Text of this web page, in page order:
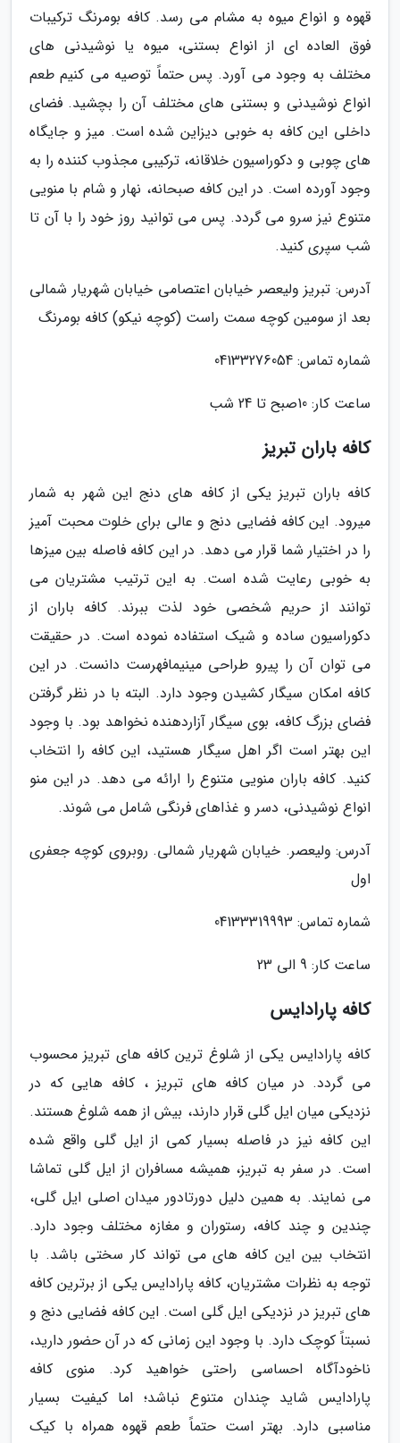
قهوه و انواع میوه به مشام می رسد. کافه بومرنگ ترکیبات
فوق العاده ای از انواع بستنی، میوه یا نوشیدنی های
مختلف به وجود می آورد. پس حتماً توصیه می کنیم طعم
انواع نوشیدنی و بستنی های مختلف آن را بچشید. فضای
داخلی این کافه به خوبی دیزاین شده است. میز و جایگاه
های چوبی و دکوراسیون خلاقانه، ترکیبی مجذوب کننده را به
وجود آورده است. در این کافه صبحانه، نهار و شام با منویی
متنوع نیز سرو می گردد. پس می توانید روز خود را با آن تا
شب سپری کنید.
آدرس: تبریز ولیعصر خیابان اعتصامی خیابان شهریار شمالی
بعد از سومین کوچه سمت راست (کوچه نیکو) کافه بومرنگ
شماره تماس: 04133276054
ساعت کار: 10صبح تا 24 شب
کافه باران تبریز
کافه باران تبریز یکی از کافه های دنج این شهر به شمار
میرود. این کافه فضایی دنج و عالی برای خلوت محبت آمیز
را در اختیار شما قرار می دهد. در این کافه فاصله بین میزها
به خوبی رعایت شده است. به این ترتیب مشتریان می
توانند از حریم شخصی خود لذت ببرند. کافه باران از
دکوراسیون ساده و شیک استفاده نموده است. در حقیقت
می توان آن را پیرو طراحی مینیمافهرست دانست. در این
کافه امکان سیگار کشیدن وجود دارد. البته با در نظر گرفتن
فضای بزرگ کافه، بوی سیگار آزاردهنده نخواهد بود. با وجود
این بهتر است اگر اهل سیگار هستید، این کافه را انتخاب
کنید. کافه باران منویی متنوع را ارائه می دهد. در این منو
انواع نوشیدنی، دسر و غذاهای فرنگی شامل می شوند.
آدرس: ولیعصر. خیابان شهریار شمالی. روبروی کوچه جعفری
اول
شماره تماس: 04133319993
ساعت کار: 9 الی 23
کافه پارادایس
کافه پارادایس یکی از شلوغ ترین کافه های تبریز محسوب
می گردد. در میان کافه های تبریز ، کافه هایی که در
نزدیکی میان ایل گلی قرار دارند، بیش از همه شلوغ هستند.
این کافه نیز در فاصله بسیار کمی از ایل گلی واقع شده
است. در سفر به تبریز، همیشه مسافران از ایل گلی تماشا
می نمایند. به همین دلیل دورتادور میدان اصلی ایل گلی،
چندین و چند کافه، رستوران و مغازه مختلف وجود دارد.
انتخاب بین این کافه های می تواند کار سختی باشد. با
توجه به نظرات مشتریان، کافه پارادایس یکی از برترین کافه
های تبریز در نزدیکی ایل گلی است. این کافه فضایی دنج و
نسبتاً کوچک دارد. با وجود این زمانی که در آن حضور دارید،
ناخودآگاه احساسی راحتی خواهید کرد. منوی کافه
پارادایس شاید چندان متنوع نباشد؛ اما کیفیت بسیار
مناسبی دارد. بهتر است حتماً طعم قهوه همراه با کیک